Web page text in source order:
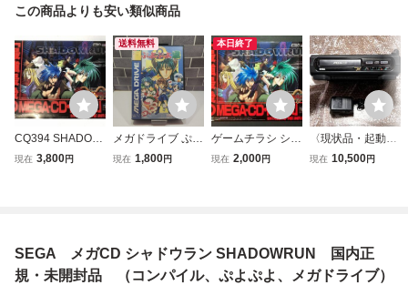
この商品よりも安い類似商品
CQ394 SHADOW
RUN シャドウラ
現在 3,800円
送料無料
メガドライブ ぷよ
ぷよ通 コンパイル
現在 1,800円
本日終了
ゲームチラシ シャ
ドウラン MEGA-C
ガ SEGA
現在 2,000円
〈現状品・起動確
認済み〉MD セガ
D メガドライブ
現在 10,500円
SEGA メガCD シャドウラン SHADOWRUN 国内正
規・未開封品 （コンパイル、ぷよぷよ、メガドライブ）